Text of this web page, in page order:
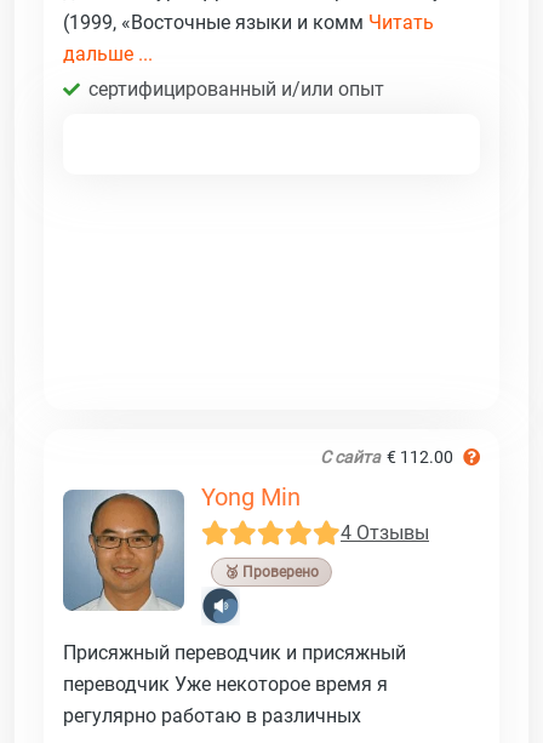
(1999, «Восточные языки и комм Читать
дальше ...
сертифицированный и/или опыт
С сайта € 112.00
Yong Min
4 Отзывы
🥉 Проверено
Присяжный переводчик и присяжный
переводчик Уже некоторое время я
регулярно работаю в различных